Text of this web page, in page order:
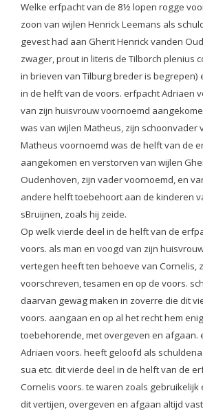
Welke erfpacht van de 8½ lopen rogge
zoon van wijlen Henrick Leemans als
gevest had aan Gherit Henrick vanden
zwager, prout in literis de Tilborch plenius
in brieven van Tilburg breder is begrepen)
in de helft van de voors. erfpacht Adriaen
van zijn huisvrouw voornoemd
was van wijlen Matheus, zijn schoonvader
Matheus voornoemd was de helft van de
aangekomen en verstorven van wijlen
Oudenhoven, zijn vader voornoemd, en
andere helft toebehoort aan de kinderen
sBruijnen, zoals hij zeide.
Op welk vierde deel in de helft van de
voors. als man en voogd van zijn
vertegen heeft ten behoeve van Cornelis,
voorschreven, tesamen en op de voors.
daarvan gewag maken in zoverre die dit
voors. aangaan en op al het recht hem
toebehorende, met overgeven en afgaan.
Adriaen voors. heeft geloofd als
sua etc. dit vierde deel in de helft van de
Cornelis voors. te waren zoals gebruikelijk
dit vertijen, overgeven en afgaan altijd